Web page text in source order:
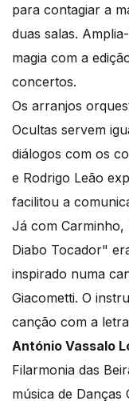
para contagiar a
duas salas.
magia com a
concertos.
Os arranjos
Ocultas servem
diálogos com os
e Rodrigo Leão
facilitou a
Já com
Diabo Tocador"
inspirado numa
Giacometti. O
canção com a
António Vassalo
Filarmonia das
música de Danças